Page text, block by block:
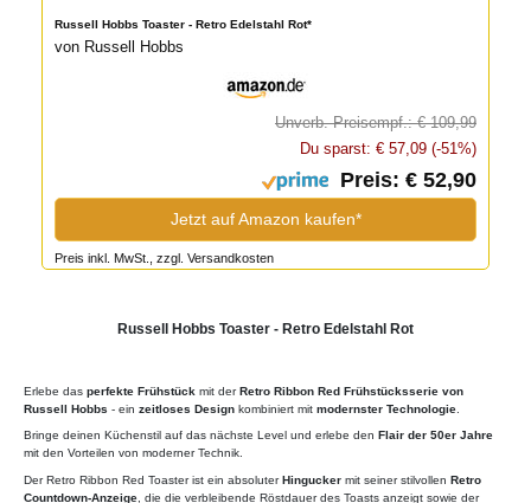
Russell Hobbs Toaster - Retro Edelstahl Rot*
von Russell Hobbs
Unverb. Preisempf.: € 109,99
Du sparst: € 57,09 (-51%)
Preis: € 52,90
Jetzt auf Amazon kaufen*
Preis inkl. MwSt., zzgl. Versandkosten
Russell Hobbs Toaster - Retro Edelstahl Rot
Erlebe das perfekte Frühstück mit derRetro Ribbon Red Frühstücksserie von
Russell Hobbs - ein zeitloses Design kombiniert mit modernster Technologie
Bringe deinen Küchenstil auf das nächste Level und erlebe den Flair der 50er Jahre
mit den Vorteilen von moderner Technik.
Der Retro Ribbon Red Toaster ist ein absoluterHingucker mit seiner stilvollen Retro
Countdown-Anzeige , die die verbleibende Röstdauer des Toasts anzeigt sowie der